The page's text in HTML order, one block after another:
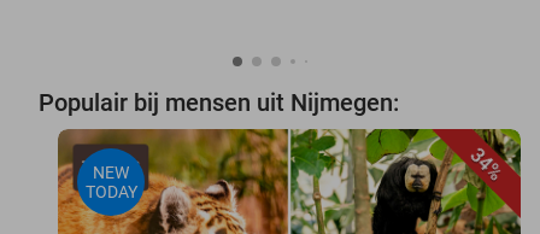
Populair bij mensen uit Nijmegen:
34%
NEW
TODAY